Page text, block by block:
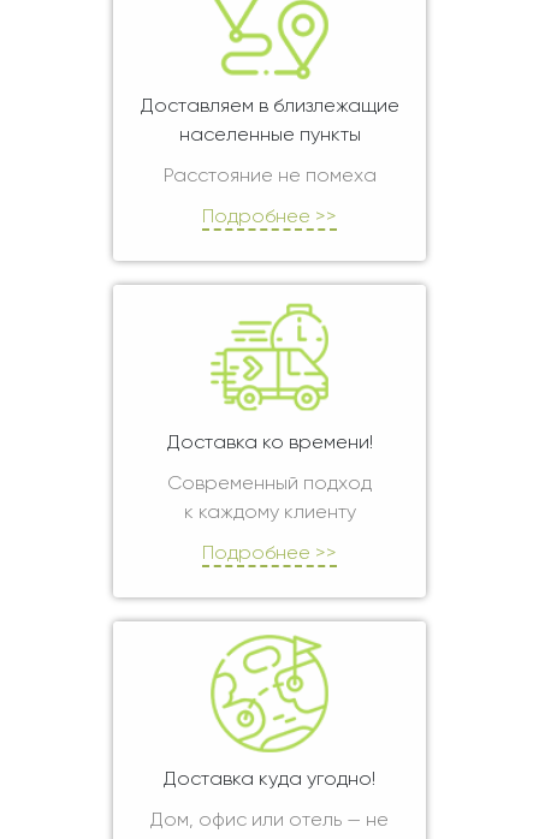
Доставляем в близлежащие
населенные пункты
Расстояние не помеха
Подробнее >>
Доставка ко времени!
Современный подход
к каждому клиенту
Подробнее >>
Доставка куда угодно!
Дом, офис или отель — не